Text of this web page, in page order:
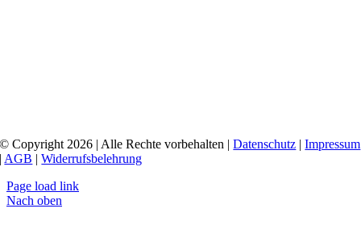
© Copyright 2026 | Alle Rechte vorbehalten |Datenschutz |Impressum
| AGB |Widerrufsbelehrung
Page load link
Nach oben